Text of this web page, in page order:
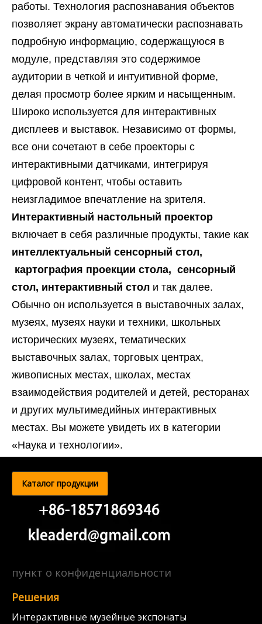
работы. Технология распознавания объектов
позволяет экрану автоматически распознавать
подробную информацию, содержащуюся в
модуле, представляя это содержимое
аудитории в четкой и интуитивной форме,
делая просмотр более ярким и насыщенным.
Широко используется для интерактивных
дисплеев и выставок. Независимо от формы,
все они сочетают в себе проекторы с
интерактивными датчиками, интегрируя
цифровой контент, чтобы оставить
неизгладимое впечатление на зрителя.
Интерактивный настольный проектор
включает в себя различные продукты, такие как
интеллектуальный сенсорный стол,
картография проекции стола, сенсорный
стол, интерактивный стол и так далее.
Обычно он используется в выставочных залах,
музеях, музеях науки и техники, школьных
исторических музеях, тематических
выставочных залах, торговых центрах,
живописных местах, школах, местах
взаимодействия родителей и детей, ресторанах
и других мультимедийных интерактивных
местах. Вы можете увидеть их в категории
«Наука и технологии».
Каталог продукции
пункт о конфиденциальности
Решения
Интерактивные музейные экспонаты